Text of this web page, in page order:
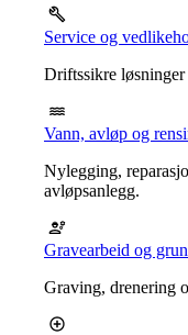
Service og
Driftssikre
Vann, avløp og
Nylegging,
avløpsanlegg.
Gravearbeid og
Graving, drenering